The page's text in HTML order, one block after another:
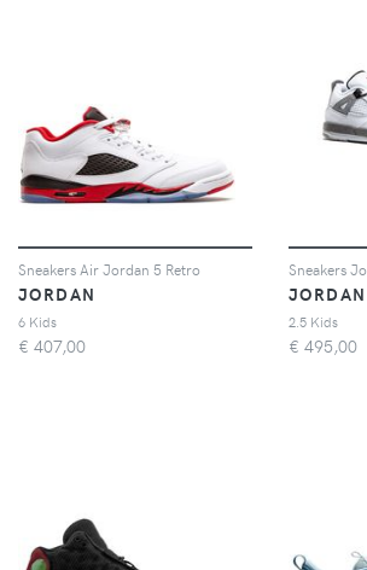
Sneakers Air Jordan 5 Retro
JORDAN
6 Kids
€ 407,00
Sneakers
JORDAN
2.5 Kids
€ 495,00